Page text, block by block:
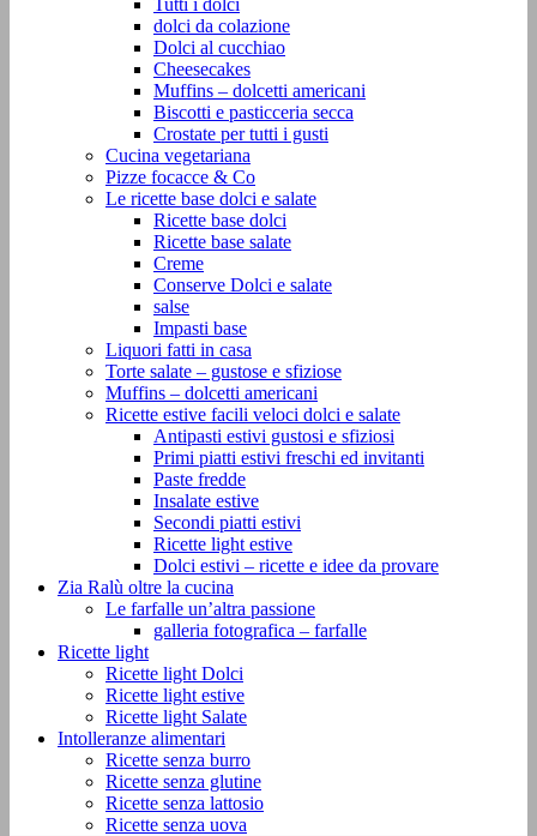
Tutti i dolci
dolci da colazione
Dolci al cucchiao
Cheesecakes
Muffins – dolcetti americani
Biscotti e pasticceria secca
Crostate per tutti i gusti
Cucina vegetariana
Pizze focacce & Co
Le ricette base dolci e salate
Ricette base dolci
Ricette base salate
Creme
Conserve Dolci e salate
salse
Impasti base
Liquori fatti in casa
Torte salate – gustose e sfiziose
Muffins – dolcetti americani
Ricette estive facili veloci dolci e salate
Antipasti estivi gustosi e sfiziosi
Primi piatti estivi freschi ed invitanti
Paste fredde
Insalate estive
Secondi piatti estivi
Ricette light estive
Dolci estivi – ricette e idee da provare
Zia Ralù oltre la cucina
Le farfalle un’altra passione
galleria fotografica – farfalle
Ricette light
Ricette light Dolci
Ricette light estive
Ricette light Salate
Intolleranze alimentari
Ricette senza burro
Ricette senza glutine
Ricette senza lattosio
Ricette senza uova